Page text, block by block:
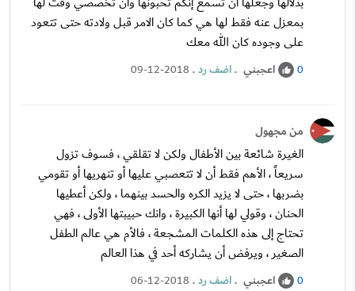
بمعزل عنه فقط لها هي كما كان الامر قبل ولادته حتى تتعود
على وجوده كان الله معك
0 اعجبني .اضف رد.
09-12-2018
من مجهول
الغيرة شائعة بين الأطفال ولكن لا تقلقي ، فسوف تزول
سريعاً ، الأهم فقط أن لا تتعصبي عليها أو تنهريها أو تقومي
بضربها ، حتى لا يزيد الكره والحسد بينهما ، ولكن أعطيها
الحنان ، وقولي لها أنها الكبيرة ، وانك حبيبتها الأولى ، فهي
تحتاج إلى هذه الكلمات المشجعة ، فالأم هي عالم الطفل
الصغير ، ويرفض أن يشاركه أحد في هذا العالم
0 اعجبني .اضف رد.
06-12-2018